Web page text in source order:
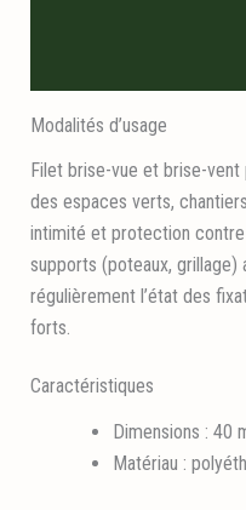
Modalités d’usage
Filet brise-vue et brise-
des espaces verts,
intimité et protection
supports (poteaux,
régulièrement l’état des
forts.
Caractéristiques
Dimensions : 40
Matériau :